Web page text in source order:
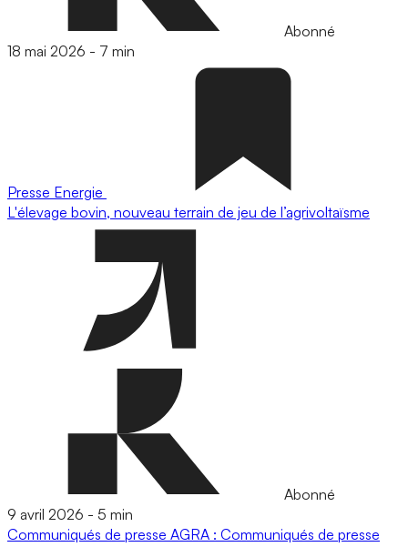
Abonné
18 mai 2026 - 7 min
Presse Energie
L'élevage bovin, nouveau terrain de jeu de l’agrivoltaïsme
Abonné
9 avril 2026 - 5 min
Communiqués de presse AGRA : Communiqués de presse